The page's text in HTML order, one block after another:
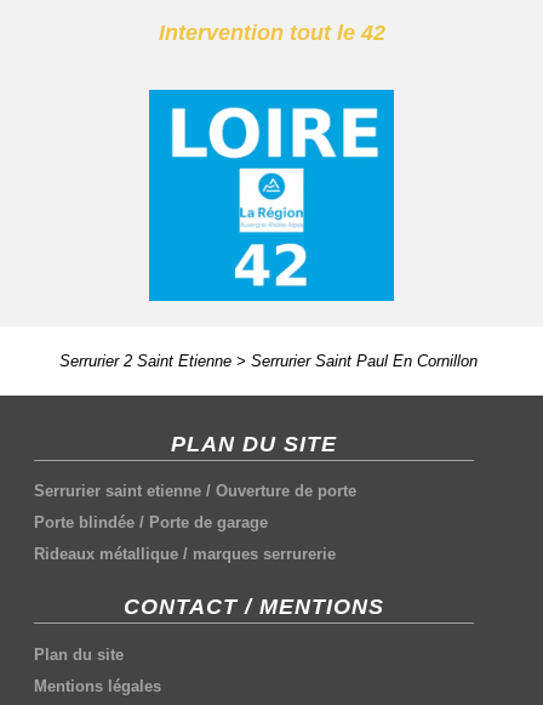
Intervention tout le 42
Serrurier 2 Saint Etienne> Serrurier Saint Paul En Cornillon
PLAN DU SITE
Serrurier saint etienne /Ouverture de porte
Porte blindée / Porte de garage
Rideaux métallique / marques serrurerie
CONTACT / MENTIONS
Plan du site
Mentions légales